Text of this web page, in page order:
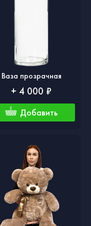
Ваза прозрачная
+ 4 000 ₽
Добавить